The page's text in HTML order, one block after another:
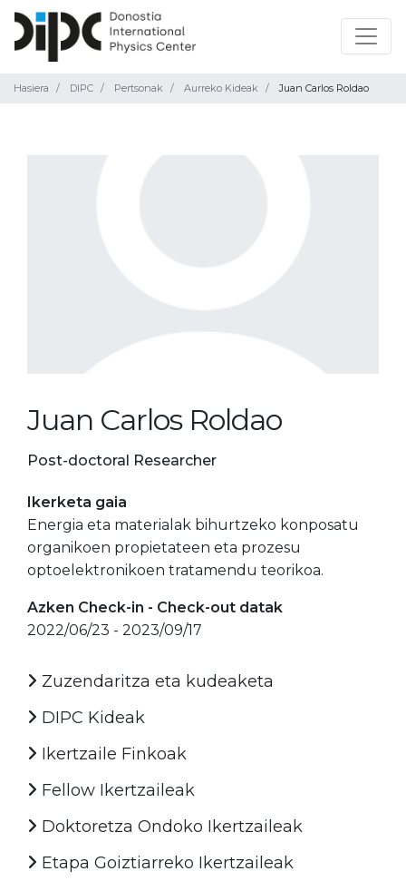
Hasiera DIPC Pertsonak Aurreko Kideak Juan Carlos Roldao
Juan Carlos Roldao
Post-doctoral Researcher
Ikerketa gaia
Energia eta materialak bihurtzeko konposatu
organikoen propietateen eta prozesu
optoelektronikoen tratamendu teorikoa.
Azken Check-in - Check-out datak
2022/06/23 - 2023/09/17
Zuzendaritza eta kudeaketa
DIPC Kideak
Ikertzaile Finkoak
Fellow Ikertzaileak
Doktoretza Ondoko Ikertzaileak
Etapa Goiztiarreko Ikertzaileak